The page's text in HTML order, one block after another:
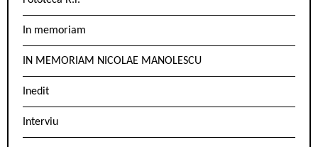
In memoriam
IN MEMORIAM NICOLAE MANOLESCU
Inedit
Interviu